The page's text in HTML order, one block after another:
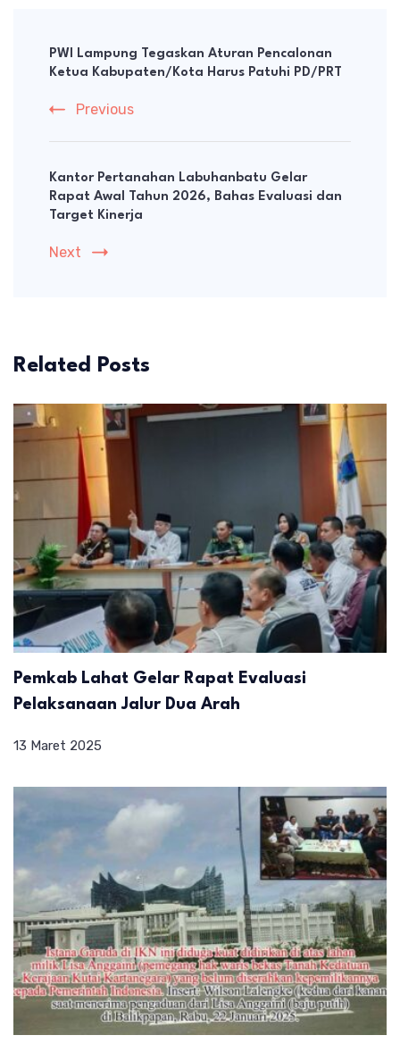
Navigation
PWI Lampung Tegaskan Aturan Pencalonan
Ketua Kabupaten/Kota Harus Patuhi PD/PRT
Previous
Kantor Pertanahan Labuhanbatu Gelar
Rapat Awal Tahun 2026, Bahas Evaluasi dan
Target Kinerja
Next
Related Posts
Pemkab Lahat Gelar Rapat Evaluasi
Pelaksanaan Jalur Dua Arah
13 Maret 2025